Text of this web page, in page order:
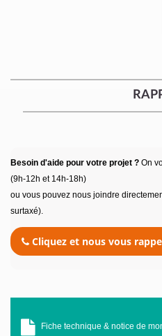
Besoin d'aide pour votre projet ? On
(9h-12h et 14h-18h)
ou vous pouvez nous joindre
surtaxé).
Cliquez et nous vous
Fiche technique & notice de